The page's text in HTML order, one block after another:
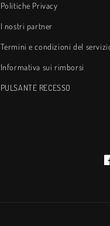
Politiche Privacy
I nostri partner
Termini e condizioni del
Informativa sui rimborsi
PULSANTE RECESSO